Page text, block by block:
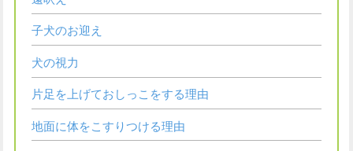
子犬のお迎え
犬の視力
片足を上げておしっこをする理由
地面に体をこすりつける理由